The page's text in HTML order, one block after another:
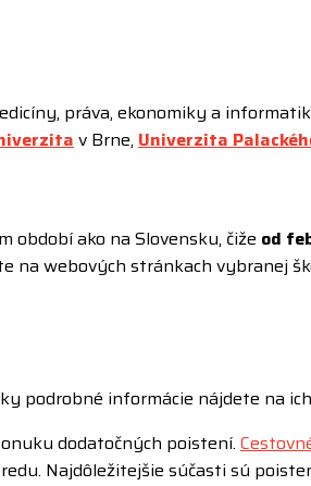
práva, ekonomiky a
v Brne, Univerzita
období ako na Slovensku, čiže od
na webových stránkach vybranej
podrobné informácie nájdete na
dodatočných poistení.
Najdôležitejšie súčasti sú